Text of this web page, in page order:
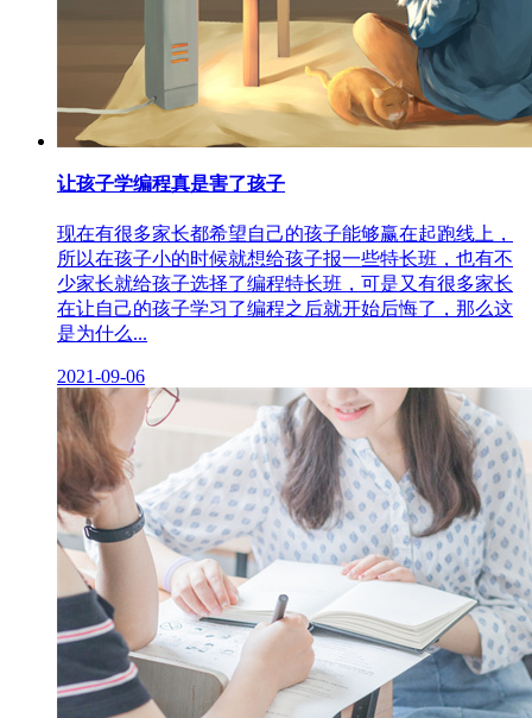
让孩子学编程真是害了孩子
现在有很多家长都希望自己的孩子能够赢在起跑线上，
所以在孩子小的时候就想给孩子报一些特长班，也有不
少家长就给孩子选择了编程特长班，可是又有很多家长
在让自己的孩子学习了编程之后就开始后悔了，那么这
是为什么...
2021-09-06